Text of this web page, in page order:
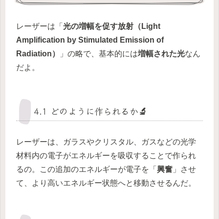
レーザーは「 光の増幅を促す放射（Light
Amplification by Stimulated Emission of
Radiation）
」の略で、基本的には増幅された光なん
だよ。
4.1 どのように作られるか🔬
レーザーは、ガラスやクリスタル、ガスなどの光学
材料内の電子がエネルギーを吸収することで作られ
るの。この追加のエネルギーが電子を「 興奮 」させ
て、より高いエネルギー状態へと移動させるんだ。